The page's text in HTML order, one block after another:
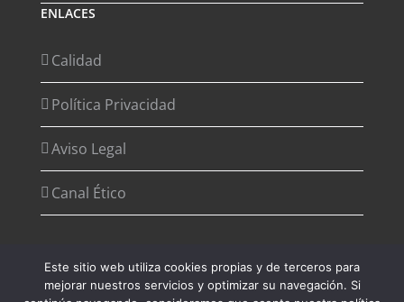
ENLACES
Calidad
Política Privacidad
Aviso Legal
Canal Ético
Copyright 2012 - 2026 Desarrollado porAgencia de Marketing
Este sitio web utiliza cookies propias y de terceros para
mejorar nuestros servicios y optimizar su navegación. Si